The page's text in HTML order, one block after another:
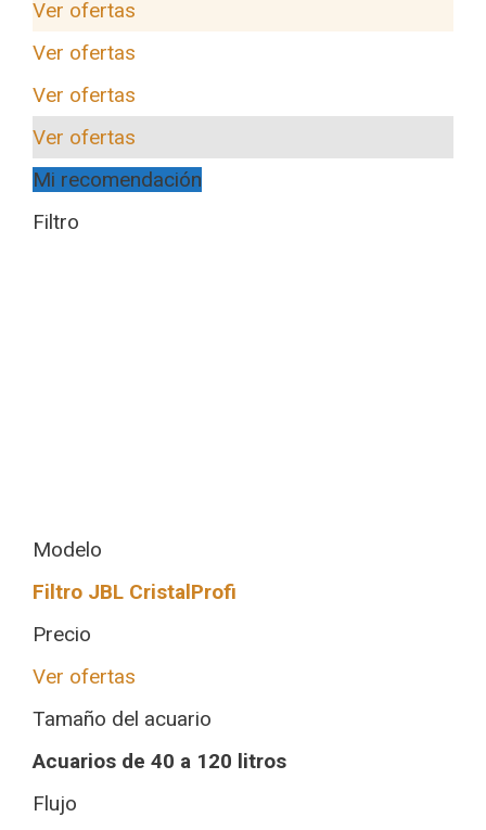
Ver ofertas
Ver ofertas
Ver ofertas
Ver ofertas
Mi recomendación
Filtro
Modelo
Filtro JBL CristalProfi
Precio
Ver ofertas
Tamaño del acuario
Acuarios de 40 a 120 litros
Flujo